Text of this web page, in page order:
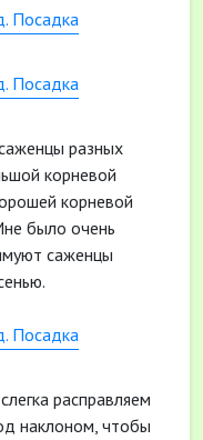
разных
корневой
корневой
было очень
саженцы
расправляем
наклоном, чтобы